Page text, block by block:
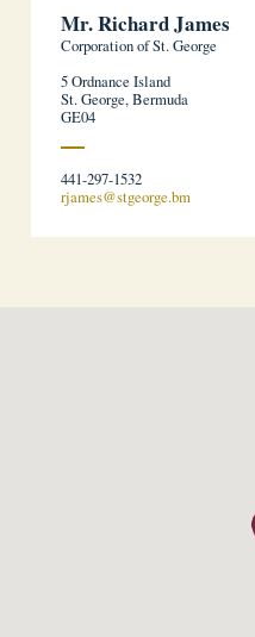
Mr. Richard James
Corporation of St. George
5 Ordnance Island
St. George, Bermuda
GE04
441-297-1532
rjames@stgeorge.bm